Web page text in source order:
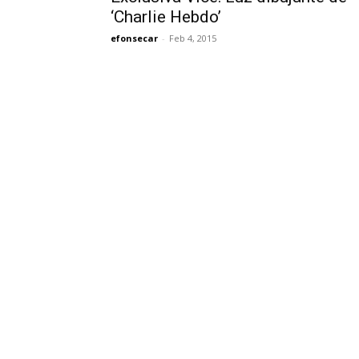
‘Charlie Hebdo’
efonsecar - Feb 4, 2015